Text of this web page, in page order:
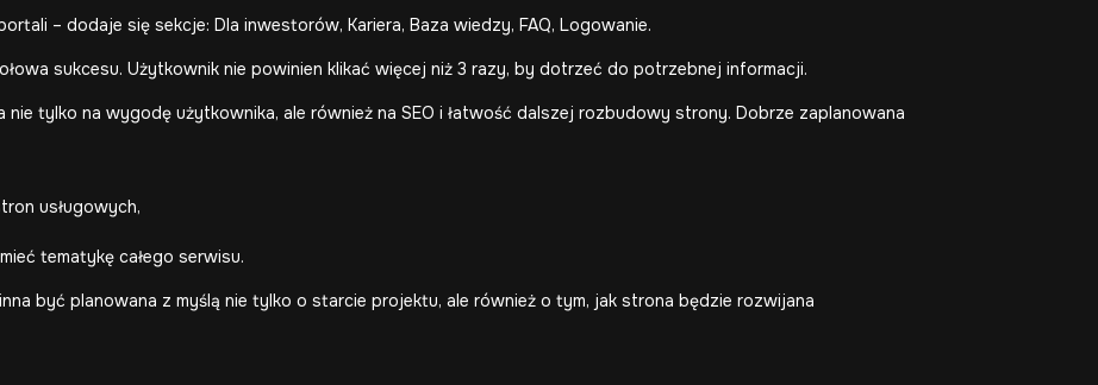
– dodaje się sekcje: Dla inwestorów, Kariera, Baza wiedzy, FAQ, Logowanie.
sukcesu. Użytkownik nie powinien klikać więcej niż 3 razy, by dotrzeć do potrzebnej informacji.
tylko na wygodę użytkownika, ale również na SEO i łatwość dalszej rozbudowy strony. Dobrze zaplanowana
usługowych,
tematykę całego serwisu.
być planowana z myślą nie tylko o starcie projektu, ale również o tym, jak strona będzie rozwijana